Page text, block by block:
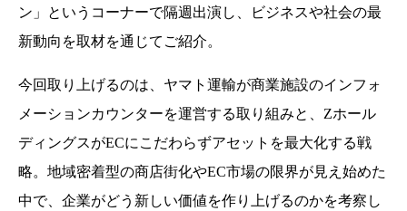
ン」というコーナーで隔週出演し、ビジネスや社会の最
新動向を取材を通じてご紹介。
今回取り上げるのは、ヤマト運輸が商業施設のインフォ
メーションカウンターを運営する取り組みと、Zホール
ディングスがECにこだわらずアセットを最大化する戦
略。地域密着型の商店街化やEC市場の限界が見え始めた
中で、企業がどう新しい価値を作り上げるのかを考察し